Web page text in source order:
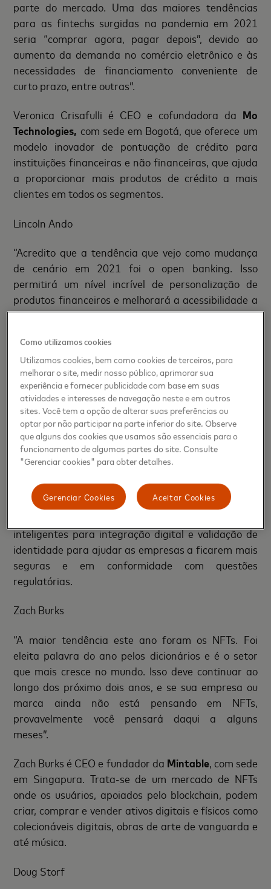
parte do mercado. Uma das maiores tendências
para as fintechs surgidas na pandemia em 2021
seria “comprar agora, pagar depois”, devido ao
aumento da demanda no comércio eletrônico e às
necessidades de financiamento conveniente de
curto prazo, entre outras”.
Veronica Crisafulli é CEO e cofundadora da Mo
Technologies, com sede em Bogotá, que oferece um
modelo inovador de pontuação de crédito para
instituições financeiras e não financeiras, que ajuda
a proporcionar mais produtos de crédito a mais
clientes em todos os segmentos.
Lincoln Ando
“Acredito que a tendência que vejo como mudança
de cenário em 2021 foi o open banking. Isso
permitirá um nível incrível de personalização de
produtos financeiros e melhorará a acessibilidade a
novos serviços financeiros. Esse tipo de inovação só
tecnologia aos ecossistemas dessas corporações.
Por exemplo, o open banking permitirá que o usuário
conecte uma conta bancária antiga a um novo
banco, trazendo todos os dados e preferências com
ela. Mas para garantir que não seja uma fraude de
aquisição de conta, o novo banco terá que fazer uma
validação de identidade. Assim, com o open banking,
novas tecnologias para melhorar a segurança desse
Lincoln Ando é CEO da idwall, com sede em São
inteligentes para integração digital e validação de
identidade para ajudar as empresas a ficarem mais
seguras e em conformidade com questões
regulatórias.
Zach Burks
“A maior tendência este ano foram os NFTs. Foi
eleita palavra do ano pelos dicionários e é o setor
que mais cresce no mundo. Isso deve continuar ao
longo dos próximo dois anos, e se sua empresa ou
marca ainda não está pensando em NFTs,
provavelmente você pensará daqui a alguns
meses”.
Zach Burks é CEO e fundador da Mintable, com sede
em Singapura. Trata-se de um mercado de NFTs
onde os usuários, apoiados pelo blockchain, podem
criar, comprar e vender ativos digitais e físicos como
colecionáveis digitais, obras de arte de vanguarda e
até música.
Doug Storf
Como utilizamos cookies
Utilizamos cookies, bem como cookies de terceiros, para
melhorar o site, medir nosso público, aprimorar sua
experiência e fornecer publicidade com base em suas
atividades e interesses de navegação neste e em outros
sites. Você tem a opção de alterar suas preferências ou
optar por não participar na parte inferior do site. Observe
que alguns dos cookies que usamos são essenciais para o
funcionamento de algumas partes do site. Consulte
"Gerenciar cookies" para obter detalhes.
Aceitar Cookies
Gerenciar Cookies